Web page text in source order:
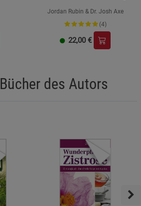
Jordan Rubin & Dr. Josh Axe
(4)
22,00 €
des Autors